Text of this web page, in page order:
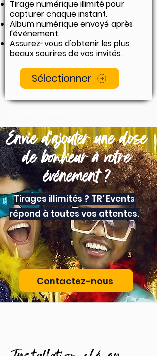
Tirage numérique illimité pour
capturer chaque instant.
Album numérique envoyé après
l'événement.
Assurez-vous d'obtenir les plus
beaux sourires de vos invités.
Sélectionner
Envie d'ajouter une dose
de bonheur à votre
événement ?
Tirages illimités ? TR' Events
répond à toutes vos attentes.
Contactez-nous